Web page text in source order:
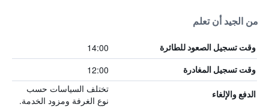
من الجيد أن تعلم
وقت تسجيل الصعود للطائرة 14:00
وقت تسجيل المغادرة 12:00
الدفع والإلغاء
تختلف السياسات حسب
نوع الغرفة ومزود الخدمة.